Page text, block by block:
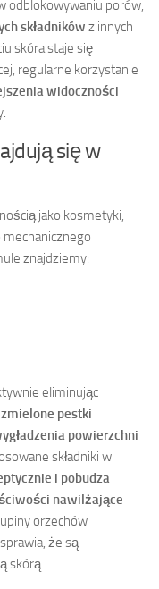
odblokowywaniu porów,
składników z innych
skóra staje się
regularne korzystanie
widoczności
się w
jako kosmetyki,
znajdziemy:
eliminując
zmielone pestki
powierzchni
składniki w
i pobudza
nawilżające
orzechów
że są
skórą.